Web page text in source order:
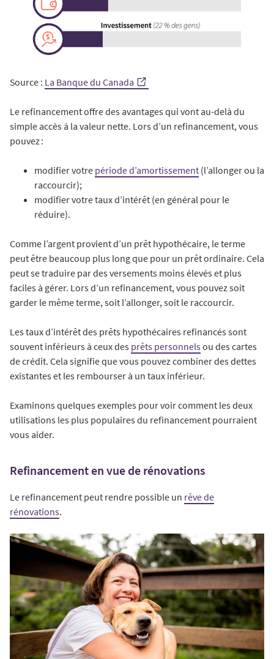
Source : La Banque du Canada
Le refinancement offre des avantages qui vont au-delà du
simple accès à la valeur nette. Lors d’un refinancement, vous
pouvez :
modifier votre période d’amortissement (l’allonger ou la
raccourcir);
modifier votre taux d’intérêt (en général pour le
réduire).
Comme l’argent provient d’un prêt hypothécaire, le terme
peut être beaucoup plus long que pour un prêt ordinaire. Cela
peut se traduire par des versements moins élevés et plus
faciles à gérer. Lors d’un refinancement, vous pouvez soit
garder le même terme, soit l’allonger, soit le raccourcir.
Les taux d’intérêt des prêts hypothécaires refinancés sont
souvent inférieurs à ceux des prêts personnels ou des cartes
de crédit. Cela signifie que vous pouvez combiner des dettes
existantes et les rembourser à un taux inférieur.
Examinons quelques exemples pour voir comment les deux
utilisations les plus populaires du refinancement pourraient
vous aider.
Refinancement en vue de rénovations
Le refinancement peut rendre possible un rêve de
rénovations.